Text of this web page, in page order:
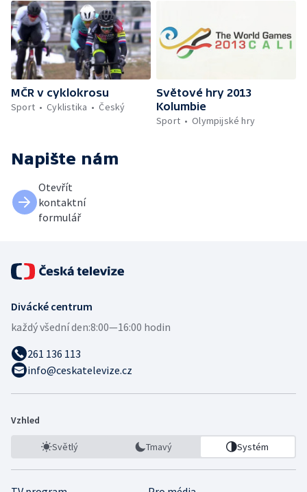
MČR v cyklokrosu
Sport
Cyklistika Český
Světové hry 2013
Kolumbie
Sport
Olympijské hry
Napište nám
Otevřít
kontaktní
formulář
Divácké centrum
každý všední den:8:00—16:00 hodin
261 136 113
info@ceskatelevize.cz
Vzhled
Světlý Tmavý Systém